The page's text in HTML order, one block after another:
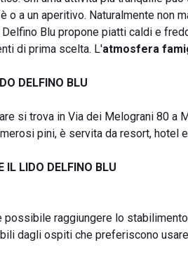
o a un aperitivo. Naturalmente non
Blu propone piatti caldi e
di prima scelta. L'atmosfera
DELFINO BLU
si trova in Via dei Melograni 80 a
pini, è servita da resort, hotel
IL LIDO DELFINO BLU
possibile raggiungere lo stabilimento
dagli ospiti che preferiscono